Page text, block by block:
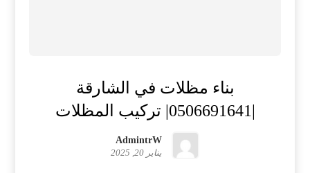
بناء مظلات في الشارقة
AdmintrW
يناير 20, 2025